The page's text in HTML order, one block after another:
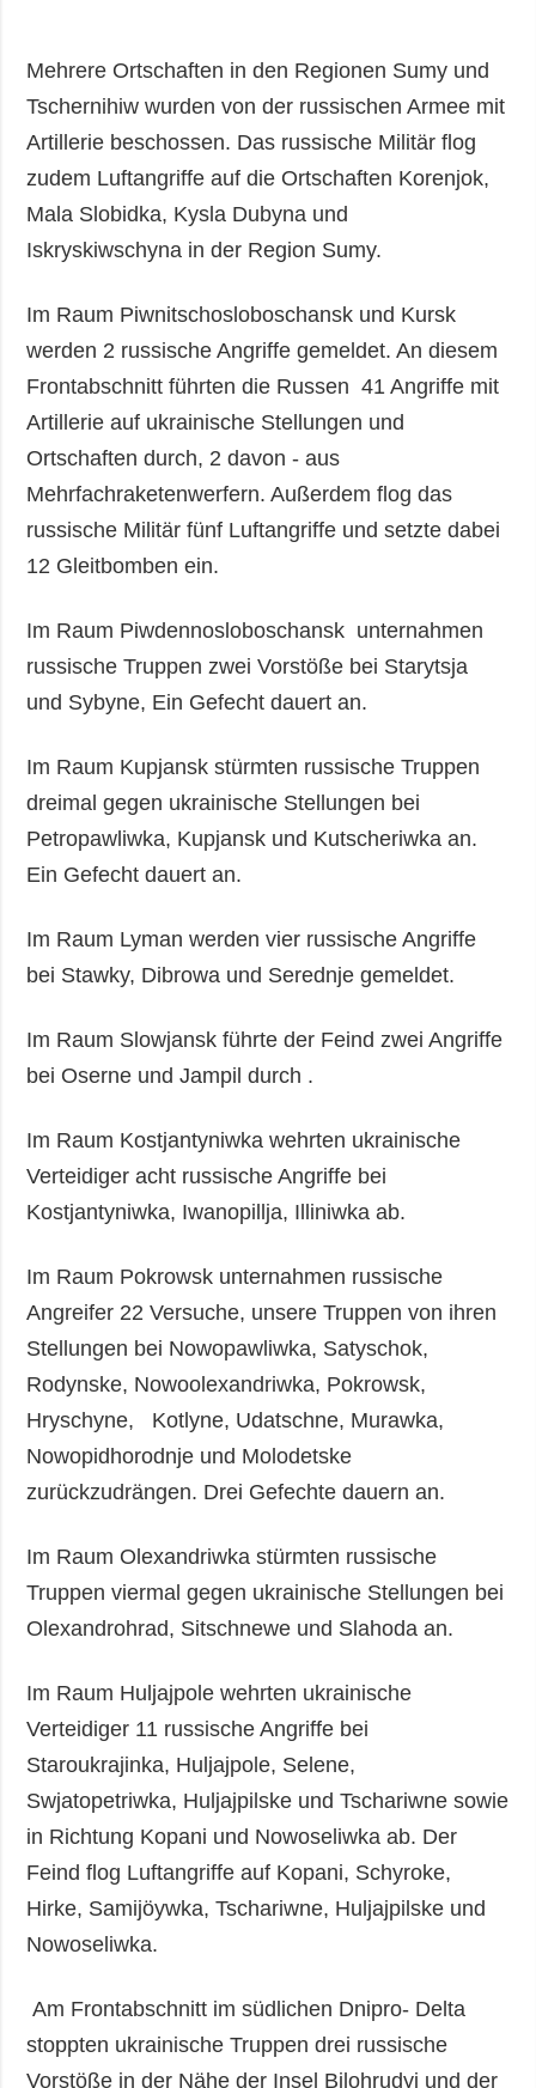
Mehrere Ortschaften in den Regionen Sumy und
Tschernihiw wurden von der russischen Armee mit
Artillerie beschossen. Das russische Militär flog
zudem Luftangriffe auf die Ortschaften Korenjok,
Mala Slobidka, Kysla Dubyna und
Iskryskiwschyna in der Region Sumy.
Im Raum Piwnitschosloboschansk und Kursk
werden 2 russische Angriffe gemeldet. An diesem
Frontabschnitt führten die Russen 41 Angriffe mit
Artillerie auf ukrainische Stellungen und
Ortschaften durch, 2 davon - aus
Mehrfachraketenwerfern. Außerdem flog das
russische Militär fünf Luftangriffe und setzte dabei
12 Gleitbomben ein.
Im Raum Piwdennosloboschansk unternahmen
russische Truppen zwei Vorstöße bei Starytsja
und Sybyne, Ein Gefecht dauert an.
Im Raum Kupjansk stürmten russische Truppen
dreimal gegen ukrainische Stellungen bei
Petropawliwka, Kupjansk und Kutscheriwka an.
Ein Gefecht dauert an.
Im Raum Lyman werden vier russische Angriffe
bei Stawky, Dibrowa und Serednje gemeldet.
Im Raum Slowjansk führte der Feind zwei Angriffe
bei Oserne und Jampil durch .
Im Raum Kostjantyniwka wehrten ukrainische
Verteidiger acht russische Angriffe bei
Kostjantyniwka, Iwanopillja, Illiniwka ab.
Im Raum Pokrowsk unternahmen russische
Angreifer 22 Versuche, unsere Truppen von ihren
Stellungen bei Nowopawliwka, Satyschok,
Rodynske, Nowoolexandriwka, Pokrowsk,
Hryschyne, Kotlyne, Udatschne, Murawka,
Nowopidhorodnje und Molodetske
zurückzudrängen. Drei Gefechte dauern an.
Im Raum Olexandriwka stürmten russische
Truppen viermal gegen ukrainische Stellungen bei
Olexandrohrad, Sitschnewe und Slahoda an.
Im Raum Huljajpole wehrten ukrainische
Verteidiger 11 russische Angriffe bei
Staroukrajinka, Huljajpole, Selene,
Swjatopetriwka, Huljajpilske und Tschariwne sowie
in Richtung Kopani und Nowoseliwka ab. Der
Feind flog Luftangriffe auf Kopani, Schyroke,
Hirke, Samijöywka, Tschariwne, Huljajpilske und
Nowoseliwka.
Am Frontabschnitt im südlichen Dnipro- Delta
stoppten ukrainische Truppen drei russische
Vorstöße in der Nähe der Insel Bilohrudyj und der